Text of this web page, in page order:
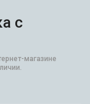
с
магазине